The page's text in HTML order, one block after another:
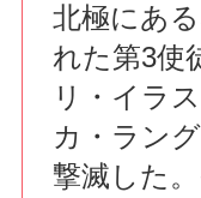
北極にあ
れた第3使
リ・イラ
カ・ラン
撃滅した